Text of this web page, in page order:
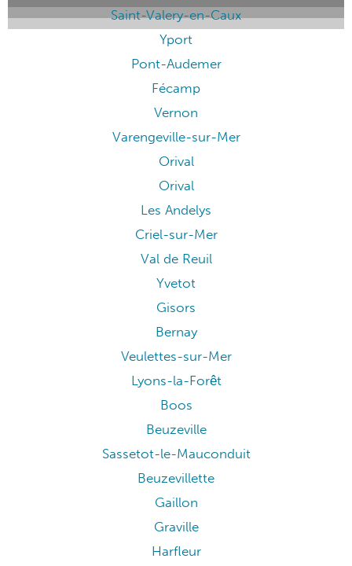
Saint-Valery-en-Caux
Yport
Pont-Audemer
Fécamp
Vernon
Varengeville-sur-Mer
Orival
Orival
Les Andelys
Criel-sur-Mer
Val de Reuil
Yvetot
Gisors
Bernay
Veulettes-sur-Mer
Lyons-la-Forêt
Boos
Beuzeville
Sassetot-le-Mauconduit
Beuzevillette
Gaillon
Graville
Harfleur